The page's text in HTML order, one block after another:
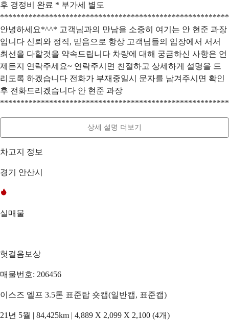
후 경정비 완료 * 부가세 별도
안녕하세요*^^* 고객님과의 만남을 소중히 여기는 안 현준 과장
입니다 신뢰와 정직, 믿음으로 항상 고객님들의 입장에서 서서
최선을 다할것을 약속드립니다 차량에 대해 궁금하신 사항은 언
제든지 연락주세요~ 연락주시면 친절하고 상세하게 설명을 드
리도록 하겠습니다 전화가 부재중일시 문자를 남겨주시면 확인
후 전화드리겠습니다 안 현준 과장
상세 설명 더보기
차고지 정보
경기 안산시
실매물
헛걸음보상
매물번호: 206456
이스즈 엘프 3.5톤 표준탑 숏캡(일반캡, 표준캡)
21년 5월 | 84,425km | 4,889 X 2,099 X 2,100 (4개)